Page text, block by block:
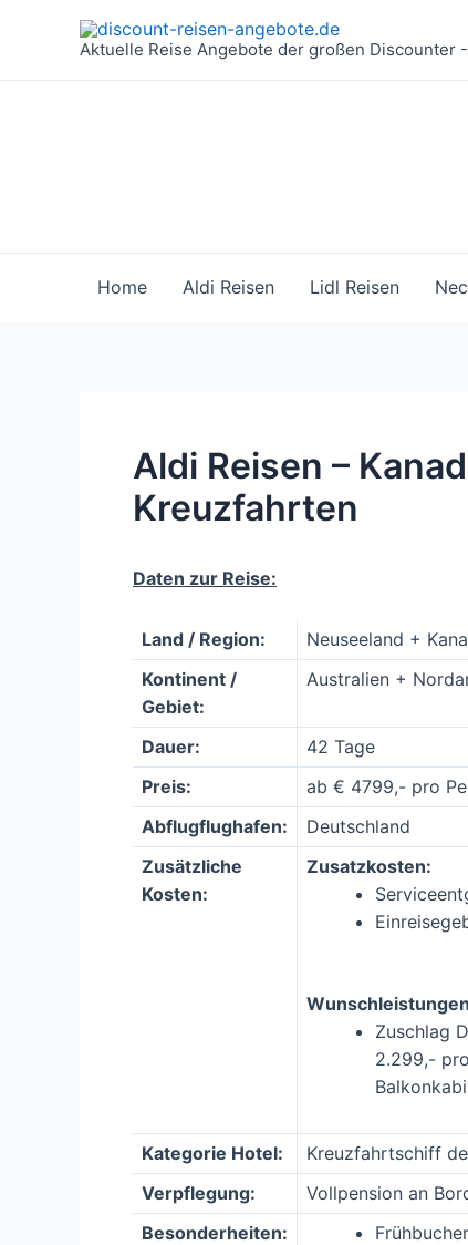
Aktuelle Reise Angebote der großen Discounter
Home Aldi Reisen Lidl Reisen
Aldi Reisen –
Kreuzfahrten
Daten zur Reise:
Land / Region:
Neuseeland +
Kontinent /
Gebiet:
Australien +
Dauer:
42 Tage
Preis:
ab € 4799,- pro
Abflugflughafen:
Deutschland
Zusätzliche
Kosten:
Zusatzkosten:
Zuschlag
2.299,-
Kategorie Hotel:
Kreuzfahrtschiff
Verpflegung:
Vollpension an
Besonderheiten: